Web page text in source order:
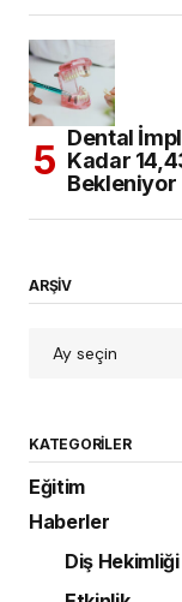
Dental
Kadar
Bekleniyor
ARŞİV
KATEGORILER
Eğitim
Haberler
Diş Hekimliği